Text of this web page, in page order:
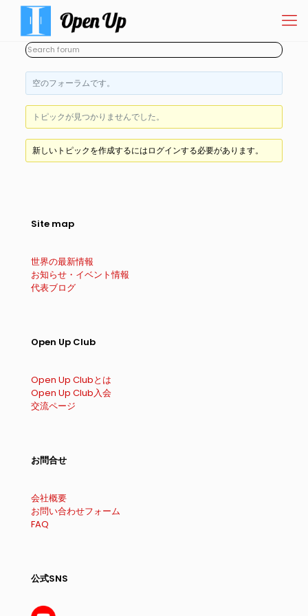
空のフォーラムです。
トピックが見つかりませんでした。
新しいトピックを作成するにはログインする必要があります。
Site map
世界の最新情報
お知らせ・イベント情報
代表ブログ
Open Up Club
Open Up Clubとは
Open Up Club入会
交流ページ
お問合せ
会社概要
お問い合わせフォーム
FAQ
公式SNS